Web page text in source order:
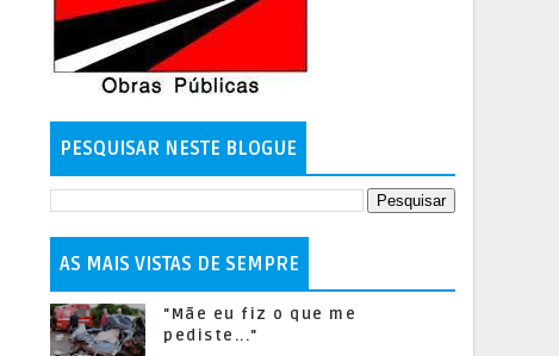
PESQUISAR NESTE BLOGUE
AS MAIS VISTAS DE SEMPRE
"Mãe eu fiz o que me
pediste..."